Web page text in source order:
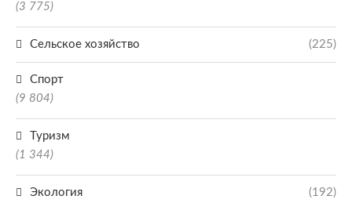
(3 775)
Сельское хозяйство (225)
Спорт
(9 804)
Туризм
(1 344)
Экология (192)